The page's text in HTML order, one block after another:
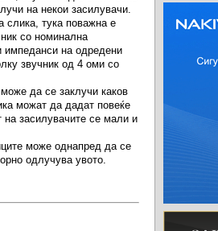
на некои засилувачи.
слика, тука поважна е
со номинална
импеданси на одредени
звучник од 4 оми со
да се заклучи каков
можат да дадат повеќе
на засилувачите се мали и
може однапред да се
одлучува увото.